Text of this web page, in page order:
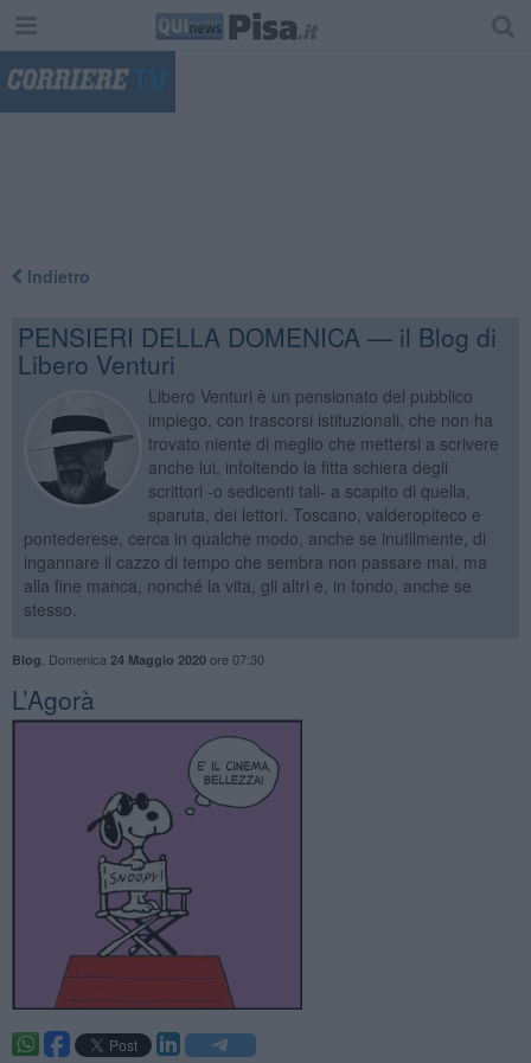
Indietro
PENSIERI DELLA DOMENICA — il Blog di
Libero Venturi
Libero Venturi è un pensionato del pubblico
impiego, con trascorsi istituzionali, che non ha
trovato niente di meglio che mettersi a scrivere
anche lui, infoltendo la fitta schiera degli
scrittori -o sedicenti tali- a scapito di quella,
sparuta, dei lettori. Toscano, valderopiteco e
pontederese, cerca in qualche modo, anche se inutilmente, di
ingannare il cazzo di tempo che sembra non passare mai, ma
alla fine manca, nonché la vita, gli altri e, in fondo, anche se
stesso.
Blog Domenica 24 Maggio 2020ore 07:30
L’Agorà